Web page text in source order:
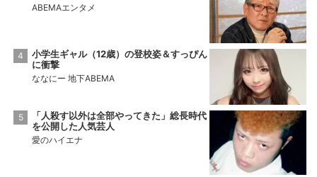
ABEMAエンタメ
小学生ギャル（12歳）の登校姿＆すっぴん
に衝撃
ななにー 地下ABEMA
「人殺す以外は全部やってきた」総長時代
を公開した人気芸人
愛のハイエナ